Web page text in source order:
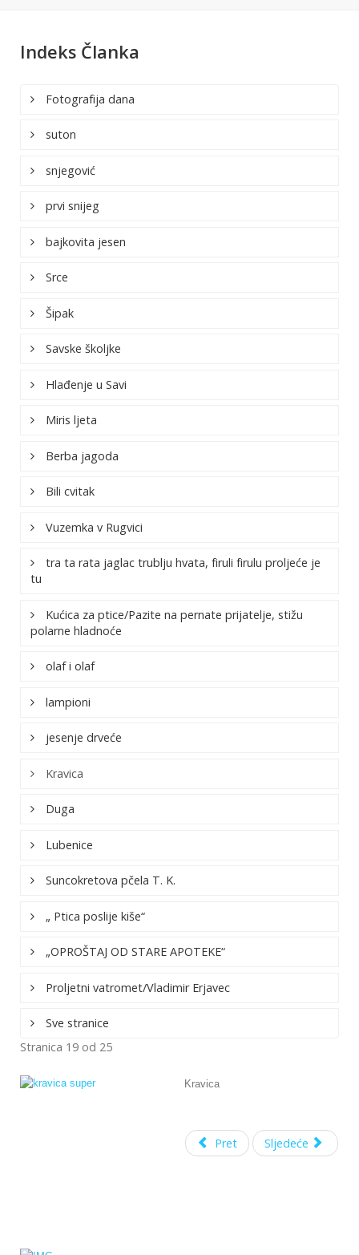
Indeks Članka
Fotografija dana
suton
snjegović
prvi snijeg
bajkovita jesen
Srce
Šipak
Savske školjke
Hlađenje u Savi
Miris ljeta
Berba jagoda
Bili cvitak
Vuzemka v Rugvici
tra ta rata jaglac trublju hvata, firuli firulu proljeće je
tu
Kućica za ptice/Pazite na pernate prijatelje, stižu
polarne hladnoće
olaf i olaf
lampioni
jesenje drveće
Kravica
Duga
Lubenice
Suncokretova pčela T. K.
„ Ptica poslije kiše“
„OPROŠTAJ OD STARE APOTEKE“
Proljetni vatromet/Vladimir Erjavec
Sve stranice
Stranica 19 od 25
Kravica
Pret Sljedeće